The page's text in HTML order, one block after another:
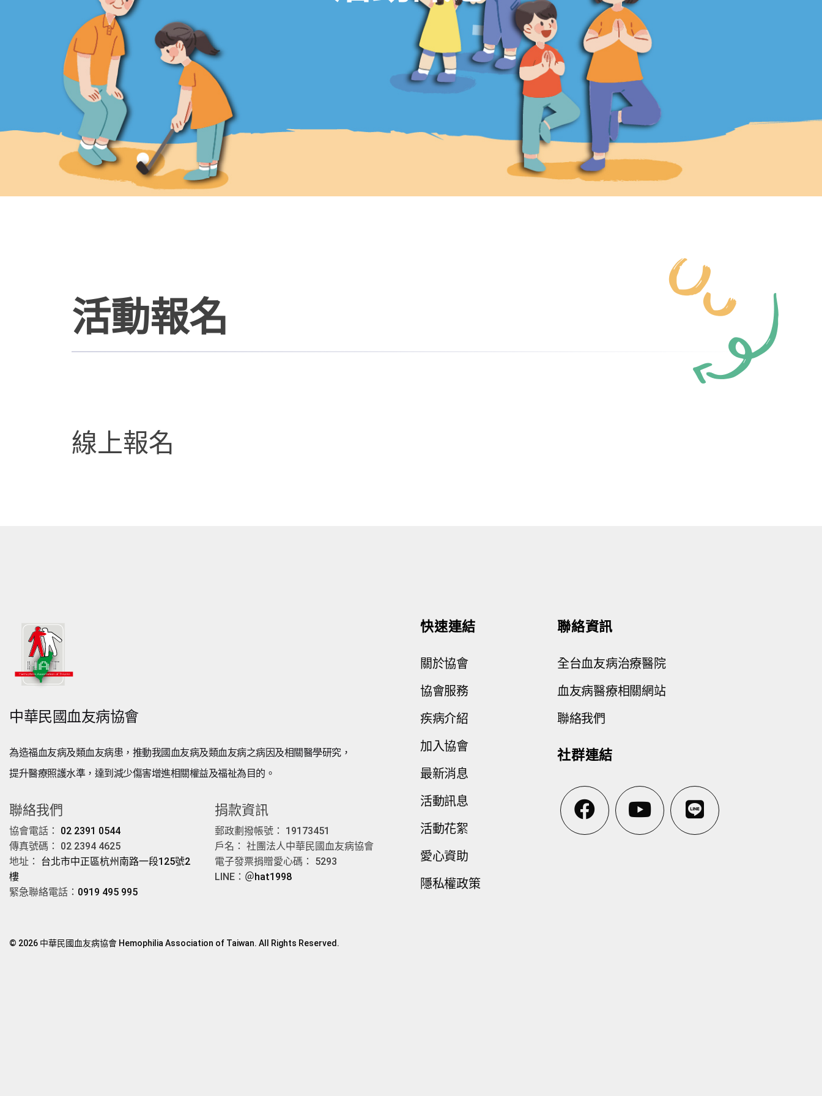
活動報名
線上報名
中華民國血友病協會
為造福血友病及類血友病患，推動我國血友病及類血友病之病因及相關醫學研究，
提升醫療照護水準，達到減少傷害增進相關權益及福祉為目的。
聯絡我們
協會電話： 02 2391 0544
傳真號碼： 02 2394 4625
地址： 台北市中正區杭州南路一段125號2
樓
緊急聯絡電話： 0919 495 995
捐款資訊
郵政劃撥帳號： 19173451
戶名： 社團法人中華民國血友病協會
電子發票捐贈愛心碼： 5293
LINE： ＠hat1998
© 2026 中華民國血友病協會 Hemophilia Association of Taiwan. All Rights Reserved.
快速連結
關於協會
協會服務
疾病介紹
加入協會
最新消息
活動訊息
活動花絮
愛心資助
隱私權政策
聯絡資訊
全台血友病治療醫院
血友病醫療相關網站
聯絡我們
社群連結